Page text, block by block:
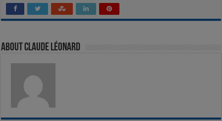
About Claude Léonard